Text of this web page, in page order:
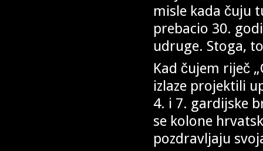
misle kada čuju
prebacio 30.
udruge. Stoga,
Kad čujem riječ
izlaze projektili
4. i 7. gardijske
se kolone
pozdravljaju